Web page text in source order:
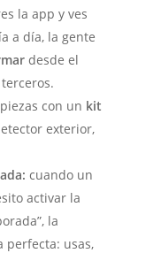
la app y ves
a día, la gente
desde el
con un kit
exterior,
cuando un
activar la
la
perfecta: usas,